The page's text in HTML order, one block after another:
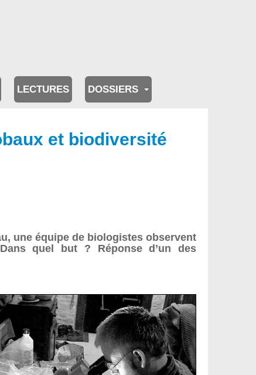
LECTURES DOSSIERS
et biodiversité
une équipe de biologistes observent
quel but ? Réponse d’un des